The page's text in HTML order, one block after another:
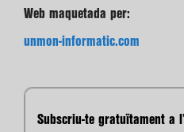
Web maquetada per:
unmon-informatic.com
Subscriu-te gratuïtament a